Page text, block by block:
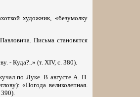
художник, «безумолку
Письма становятся
- Куда?..» (т. XIV, с. 380).
по Луке. В августе А. П.
«Погода великолепная.